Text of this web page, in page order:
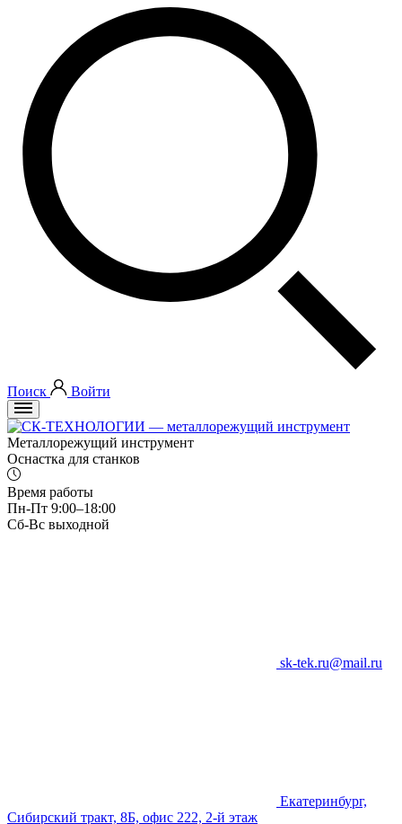
Поиск Войти
Металлорежущий инструмент
Оснастка для станков
Время работы
Пн-Пт 9:00–18:00
Сб-Вс выходной
sk-tek.ru@mail.ru
Екатеринбург,
Сибирский тракт, 8Б, офис 222, 2-й этаж